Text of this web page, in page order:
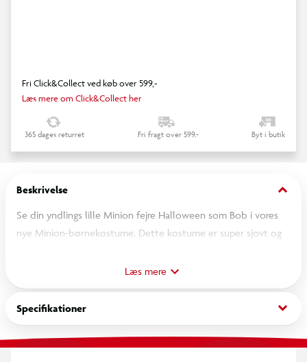
Fri Click&Collect ved køb over 599,-
Læs mere om Click&Collect her
365 dages returret Fri fragt over 599,- Byt i butik
Beskrivelse keyboard_arrow_down
Se din yndlings lille Minion fejre Halloween som Bob i vores
nye Minion-børnekostume. Dette kostume er super sjovt og
med en fastsyet gul langærmet top fyldt med detaljer. Der er
speciallavet sublimation og et trykt logo på lommen.
Kostumet inkluderer også en sej gul hat og et par briller, der
ligner Bobs! Alle elsker en Minion, og dette kostume bliver
helt sikkert et kæmpe hit til Halloween!
Læs mere
Specifikationer keyboard_arrow_down